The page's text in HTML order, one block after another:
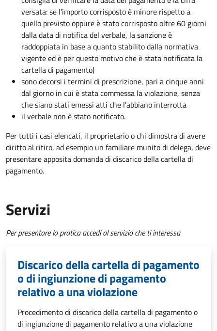
versata: se l'importo corrisposto è minore rispetto a
quello previsto oppure è stato corrisposto oltre 60 giorni
dalla data di notifica del verbale, la sanzione è
raddoppiata in base a quanto stabilito dalla normativa
vigente ed è per questo motivo che è stata notificata la
cartella di pagamento)
sono decorsi i termini di prescrizione, pari a cinque anni
dal giorno in cui è stata commessa la violazione, senza
che siano stati emessi atti che l'abbiano interrotta
il verbale non è stato notificato.
Per tutti i casi elencati, il proprietario o chi dimostra di avere
diritto al ritiro, ad esempio un familiare munito di delega, deve
presentare apposita domanda di discarico della cartella di
pagamento.
Servizi
Per presentare la pratica accedi al servizio che ti interessa
Discarico della cartella di pagamento
o di ingiunzione di pagamento
relativo a una violazione
Procedimento di discarico della cartella di pagamento o
di ingiunzione di pagamento relativo a una violazione